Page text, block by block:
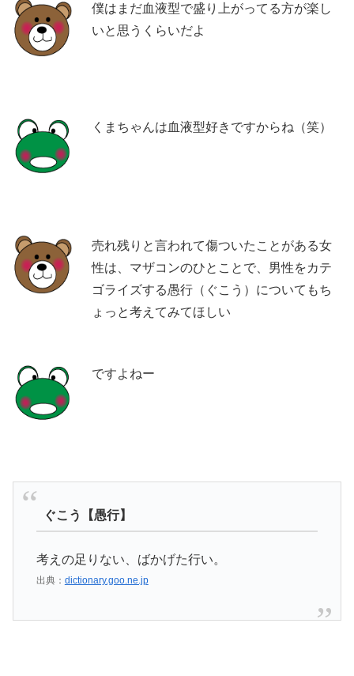
僕はまだ血液型で盛り上がってる方が楽し
いと思うくらいだよ
くまちゃんは血液型好きですからね（笑）
売れ残りと言われて傷ついたことがある女
性は、マザコンのひとことで、男性をカテ
ゴライズする愚行（ぐこう）についてもち
ょっと考えてみてほしい
ですよねー
ぐこう【愚行】
考えの足りない、ばかげた行い。
出典： dictionary.goo.ne.jp